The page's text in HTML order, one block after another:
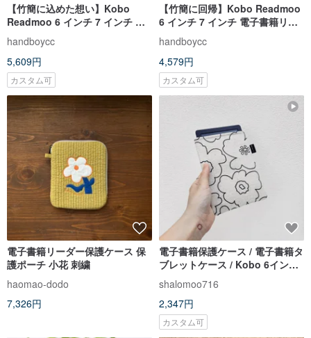
【竹簡に込めた想い】Kobo
Readmoo 6 インチ 7 インチ 電
子書籍リーダー用 レザー保護ケ
ース
handboycc
5,609円
カスタム可
【竹簡に回帰】Kobo Readmoo
6 インチ 7 インチ 電子書籍リー
ダー用 レザー保護ケース
handboycc
4,579円
カスタム可
電子書籍リーダー保護ケース 保
護ポーチ 小花 刺繍
haomao-dodo
7,326円
電子書籍保護ケース / 電子書籍タ
ブレットケース / Kobo 6インチ
保護ケース / タブレット保護ケー
ス / リーダーケース
shalomoo716
2,347円
カスタム可